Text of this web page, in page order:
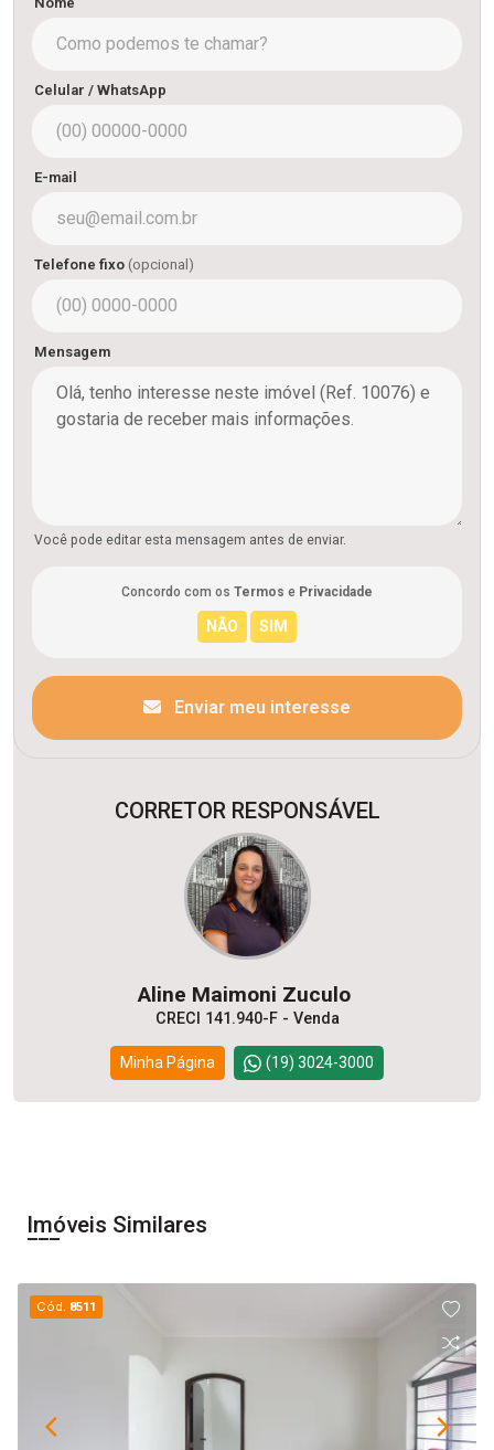
Celular / WhatsApp
E-mail
Telefone fixo (opcional)
Mensagem
Você pode editar esta mensagem antes de enviar.
Concordo com os Termos e Privacidade
Enviar meu interesse
CORRETOR RESPONSÁVEL
Aline Maimoni Zuculo
CRECI 141.940-F - Venda
Minha Página (19) 3024-3000
Imóveis Similares
Cód. 8511